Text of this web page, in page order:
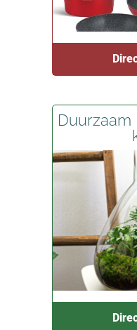
Duurzaam